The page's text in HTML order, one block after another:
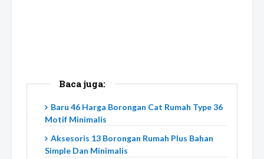
Baca juga:
Baru 46 Harga Borongan Cat Rumah Type 36
Motif Minimalis
Aksesoris 13 Borongan Rumah Plus Bahan
Simple Dan Minimalis